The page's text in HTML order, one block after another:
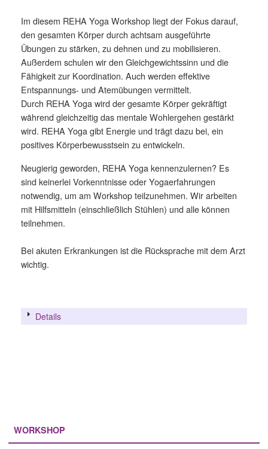
Im diesem REHA Yoga Workshop liegt der Fokus darauf,
den gesamten Körper durch achtsam ausgeführte
Übungen zu stärken, zu dehnen und zu mobilisieren.
Außerdem schulen wir den Gleichgewichtssinn und die
Fähigkeit zur Koordination. Auch werden effektive
Entspannungs- und Atemübungen vermittelt.
Durch REHA Yoga wird der gesamte Körper gekräftigt
während gleichzeitig das mentale Wohlergehen gestärkt
wird. REHA Yoga gibt Energie und trägt dazu bei, ein
positives Körperbewusstsein zu entwickeln.
Neugierig geworden, REHA Yoga kennenzulernen? Es
sind keinerlei Vorkenntnisse oder Yogaerfahrungen
notwendig, um am Workshop teilzunehmen. Wir arbeiten
mit Hilfsmitteln (einschließlich Stühlen) und alle können
teilnehmen.
Bei akuten Erkrankungen ist die Rücksprache mit dem Arzt
wichtig.
Details
WORKSHOP